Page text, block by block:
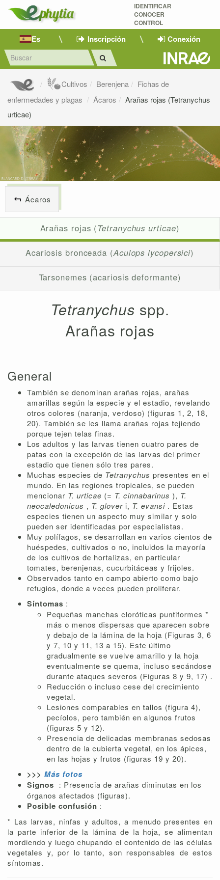
IDENTIFICAR
CONOCER
CONTROL
Es Inscripción Conexión
Cultivos Berenjena
Fichas de
enfermedades y plagas
Ácaros
Arañas rojas (Tetranychus
urticae)
Ácaros
Arañas rojas (Tetranychus urticae)
Acariosis bronceada (Aculops lycopersici)
Tarsonemes (acariosis deformante)
Tetranychus spp.
Arañas rojas
General
También se denominan arañas rojas, arañas
amarillas según la especie y el estadio, revelando
otros colores (naranja, verdoso) (figuras 1, 2, 18,
20). También se les llama arañas rojas tejiendo
porque tejen telas finas.
Los adultos y las larvas tienen cuatro pares de
patas con la excepción de las larvas del primer
estadio que tienen sólo tres pares.
Muchas especies de Tetranychus presentes en el
mundo. En las regiones tropicales, se pueden
mencionar T. urticae (= T. cinnabarinus ), T.
neocaledonicus , T. glover i, T. evansi . Estas
especies tienen un aspecto muy similar y solo
pueden ser identificadas por especialistas.
Muy polífagos, se desarrollan en varios cientos de
huéspedes, cultivados o no, incluidos la mayoría
de los cultivos de hortalizas, en particular
tomates, berenjenas, cucurbitáceas y frijoles.
Observados tanto en campo abierto como bajo
refugios, donde a veces pueden proliferar.
Síntomas :
Pequeñas manchas cloróticas puntiformes *
más o menos dispersas que aparecen sobre
y debajo de la lámina de la hoja (Figuras 3, 6
y 7, 10 y 11, 13 a 15). Este último
gradualmente se vuelve amarillo y la hoja
eventualmente se quema, incluso secándose
durante ataques severos (Figuras 8 y 9, 17) .
Reducción o incluso cese del crecimiento
vegetal.
Lesiones comparables en tallos (figura 4),
pecíolos, pero también en algunos frutos
(figuras 5 y 12).
Presencia de delicadas membranas sedosas
dentro de la cubierta vegetal, en los ápices,
en las hojas y frutos (figuras 19 y 20).
>>> Más fotos
Signos : Presencia de arañas diminutas en los
órganos afectados (figuras).
Posible confusión :
* Las larvas, ninfas y adultos, a menudo presentes en
la parte inferior de la lámina de la hoja, se alimentan
mordiendo y luego chupando el contenido de las células
vegetales y, por lo tanto, son responsables de estos
síntomas.